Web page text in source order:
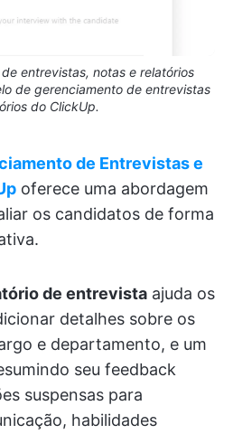
entrevistas, notas e relatórios
de gerenciamento de entrevistas
do ClickUp.
de Entrevistas e
oferece uma abordagem
os candidatos de forma
de entrevista ajuda os
detalhes sobre os
e departamento, e um
seu feedback
suspensas para
habilidades